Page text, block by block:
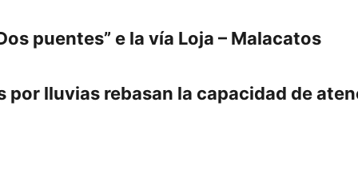
puentes” e la vía Loja – Malacatos
por lluvias rebasan la capacidad de